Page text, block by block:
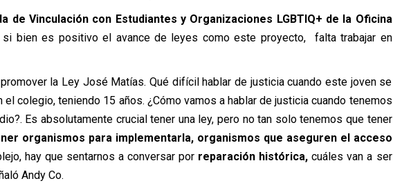
de Vinculación con Estudiantes y Organizaciones LGBTIQ+ de la Oficina
si bien es positivo el avance de leyes como este proyecto, falta trabajar en
la Ley José Matías. Qué difícil hablar de justicia cuando este joven se
colegio, teniendo 15 años. ¿Cómo vamos a hablar de justicia cuando tenemos
Es absolutamente crucial tener una ley, pero no tan solo tenemos que tener
organismos para implementarla, organismos que aseguren el acceso
hay que sentarnos a conversar por reparación histórica, cuáles van a ser
Andy Co.